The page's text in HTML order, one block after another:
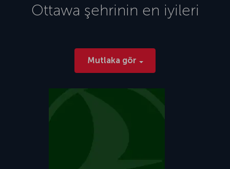
Ottawa şehrinin en iyileri
Mutlaka gör